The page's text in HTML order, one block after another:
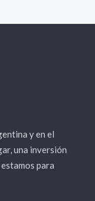
y en el
una inversión
para